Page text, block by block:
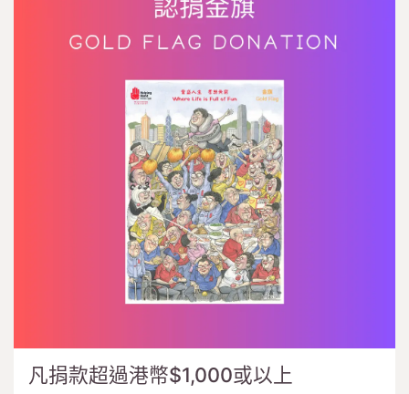
凡捐款超過港幣$1,000或以上